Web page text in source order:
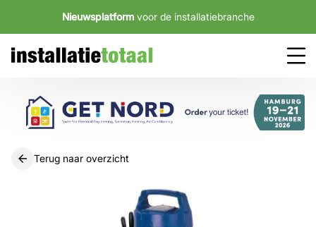
Nieuwsplatform voor de installatiebranche
Terug naar overzicht